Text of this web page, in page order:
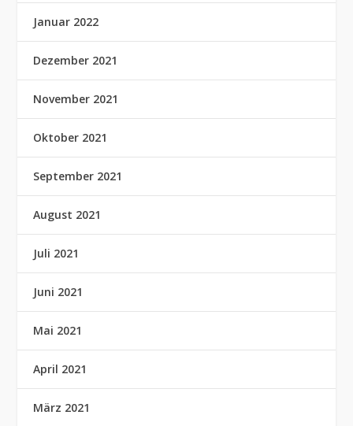
Januar 2022
Dezember 2021
November 2021
Oktober 2021
September 2021
August 2021
Juli 2021
Juni 2021
Mai 2021
April 2021
März 2021